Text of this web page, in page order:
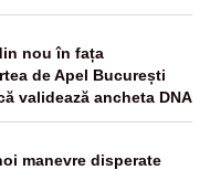
nou în fața
de Apel București
validează ancheta DNA
manevre disperate